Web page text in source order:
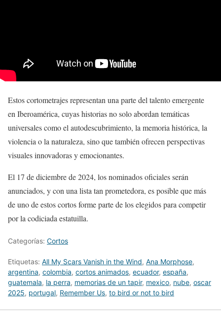
Estos cortometrajes representan una parte del talento emergente
en Iberoamérica, cuyas historias no solo abordan temáticas
universales como el autodescubrimiento, la memoria histórica, la
violencia o la naturaleza, sino que también ofrecen perspectivas
visuales innovadoras y emocionantes.
El 17 de diciembre de 2024, los nominados oficiales serán
anunciados, y con una lista tan prometedora, es posible que más
de uno de estos cortos forme parte de los elegidos para competir
por la codiciada estatuilla.
Categorías: Cortos
Etiquetas: All My Scars Vanish in the Wind, Ana Morphose,
argentina, colombia, cortos animados, ecuador, españa,
guatemala, la perra, memorias de un tapir, mexico, nube, oscar
2025, portugal, Remember Us, to bird or not to bird